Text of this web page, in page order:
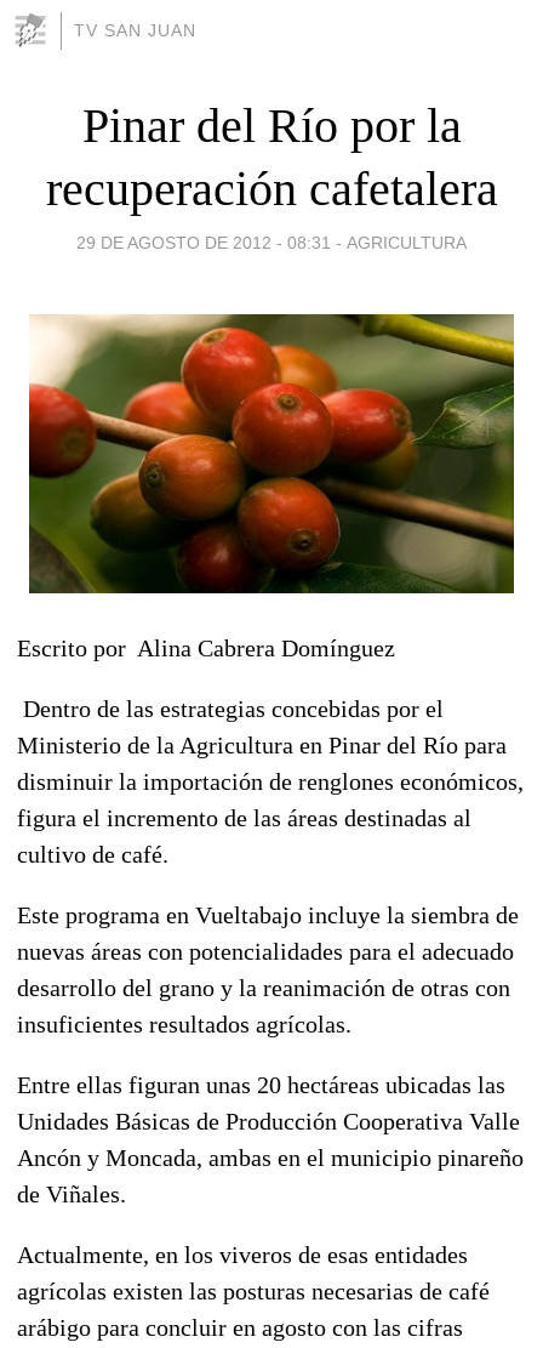
TV SAN JUAN
Pinar del Río por la
recuperación cafetalera
29 DE AGOSTO DE 2012 - 08:31 - AGRICULTURA
Escrito por Alina Cabrera Domínguez
Dentro de las estrategias concebidas por el
Ministerio de la Agricultura en Pinar del Río para
disminuir la importación de renglones económicos,
figura el incremento de las áreas destinadas al
cultivo de café.
Este programa en Vueltabajo incluye la siembra de
nuevas áreas con potencialidades para el adecuado
desarrollo del grano y la reanimación de otras con
insuficientes resultados agrícolas.
Entre ellas figuran unas 20 hectáreas ubicadas las
Unidades Básicas de Producción Cooperativa Valle
Ancón y Moncada, ambas en el municipio pinareño
de Viñales.
Actualmente, en los viveros de esas entidades
agrícolas existen las posturas necesarias de café
arábigo para concluir en agosto con las cifras